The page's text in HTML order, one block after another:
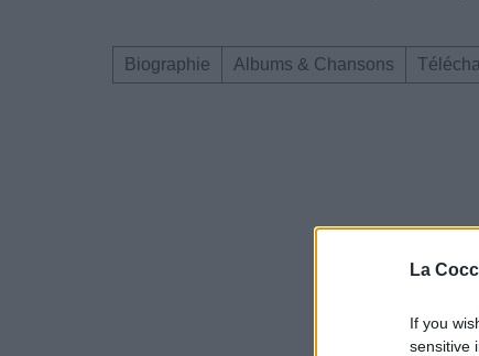
La
If you
sensitive
Biographie Albums & Chansons